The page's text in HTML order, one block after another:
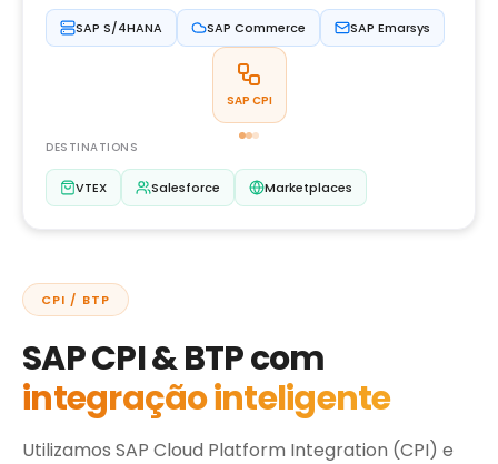
SAP S/4HANA SAP Commerce SAP Emarsys
SAP CPI
DESTINATIONS
VTEX Salesforce Marketplaces
CPI / BTP
SAP CPI & BTP com
integração inteligente
Utilizamos SAP Cloud Platform Integration (CPI) e